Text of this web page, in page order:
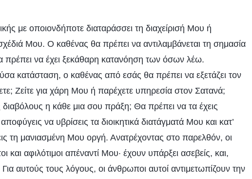
με οποιονδήποτε διαταράσσει τη διαχείρισή Μου ή
Μου. Ο καθένας θα πρέπει να αντιλαμβάνεται τη σημασία
να έχει ξεκάθαρη κατανόηση των όσων λέω.
κατάσταση, ο καθένας από εσάς θα πρέπει να εξετάζει τον
Ζείτε για χάρη Μου ή παρέχετε υπηρεσία στον Σατανά;
η κάθε μια σου πράξη; Θα πρέπει να τα έχεις
να υβρίσεις τα διοικητικά διατάγματά Μου και κατ’
τη μανιασμένη Μου οργή. Ανατρέχοντας στο παρελθόν, οι
και αφιλότιμοι απέναντί Μου· έχουν υπάρξει ασεβείς, και,
αυτούς τους λόγους, οι άνθρωποι αυτοί αντιμετωπίζουν την